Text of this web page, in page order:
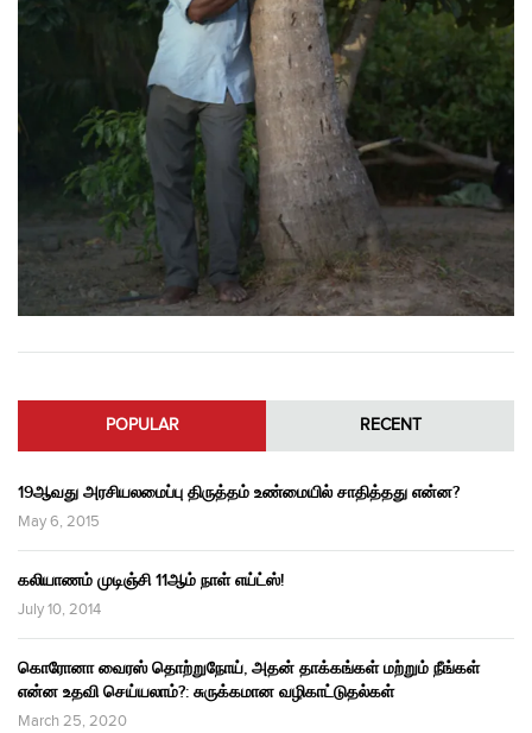
POPULAR RECENT
19ஆவது அரசியலமைப்பு திருத்தம் உண்மையில் சாதித்தது என்ன?
May 6, 2015
கலியாணம் முடிஞ்சி 11ஆம் நாள் எய்ட்ஸ்!
July 10, 2014
கொரோனா வைரஸ் தொற்றுநோய், அதன் தாக்கங்கள் மற்றும் நீங்கள்
என்ன உதவி செய்யலாம்?: சுருக்கமான வழிகாட்டுதல்கள்
March 25, 2020